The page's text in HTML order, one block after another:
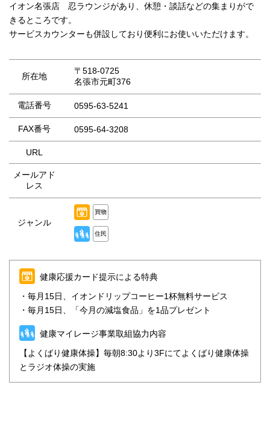
イオン名張店 忍ラウンジがあり、休憩・談話などの集まりがで
きるところです。
サービスカウンターも併設しており便利にお使いいただけます。
所在地
〒518-0725
名張市元町376
電話番号 0595-63-5241
FAX番号 0595-64-3208
URL
メールアド
レス
ジャンル
買物
住民
健康応援カード提示による特典
・毎月15日、イオンドリップコーヒー1杯無料サービス
・毎月15日、「今月の減塩食品」を1品プレゼント
健康マイレージ事業取組協力内容
【よくばり健康体操】毎朝8:30より3Fにてよくばり健康体操
とラジオ体操の実施